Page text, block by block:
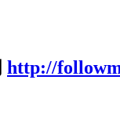
http://